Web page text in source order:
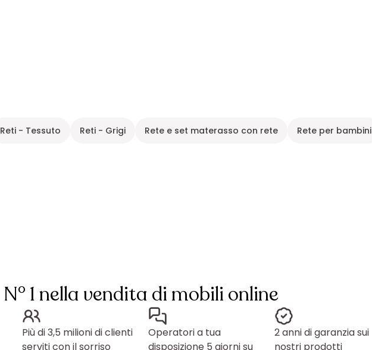
Reti - Tessuto Reti - Grigi Rete e set materasso con rete Rete per bambini
N° 1 nella vendita di mobili online
Più di 3,5 milioni di clienti
serviti con il sorriso
Operatori a tua
disposizione 5 giorni su
2 anni di garanzia sui
nostri prodotti